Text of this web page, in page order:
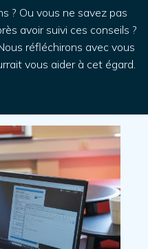
? Ou vous ne savez pas
avoir suivi ces conseils ?
réfléchirons avec vous
vous aider à cet égard.